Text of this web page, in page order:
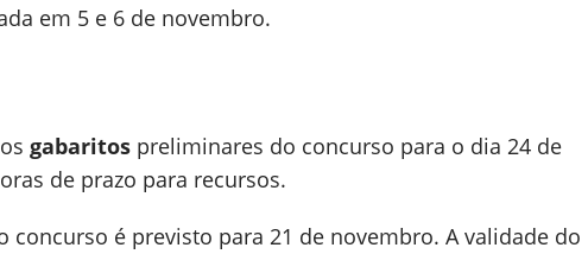
em 5 e 6 de novembro.
gabaritos preliminares do concurso para o dia 24 de
de prazo para recursos.
concurso é previsto para 21 de novembro. A validade do